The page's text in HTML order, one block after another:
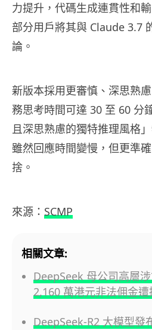
力提升，代碼生成連貫性和
部分用戶將其與 Claude 3.7
論。
新版本採用更審慎、深思熟
務思考時間可達 30 至 60 分
且深思熟慮的獨特推理風格
雖然回應時間變慢，但更準
捨。
來源： SCMP
相關文章:
DeepSeek 母公司高層
2,160 萬港元非法佣金遭
DeepSeek-R2 大模型發